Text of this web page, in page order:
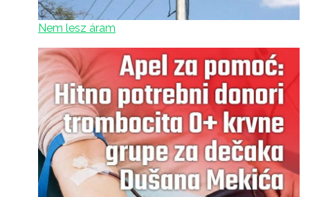
Nem lesz áram